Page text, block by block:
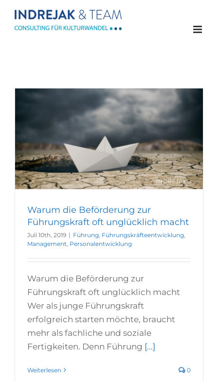
Inhalt
Warum die Beförderung zur
Führungskraft oft unglücklich macht
Juli 10th, 2019 | Führung Führungskräfteentwicklung
Management Personalentwicklung
Warum die Beförderung zur
Führungskraft oft unglücklich macht
Wer als junge Führungskraft
erfolgreich starten möchte, braucht
mehr als fachliche und soziale
Fertigkeiten. Denn Führung [...]
Weiterlesen 0